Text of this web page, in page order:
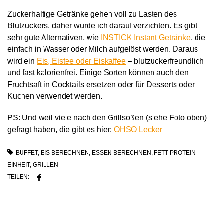
Zuckerhaltige Getränke gehen voll zu Lasten des
Blutzuckers, daher würde ich darauf verzichten. Es gibt
sehr gute Alternativen, wie INSTICK Instant Getränke, die
einfach in Wasser oder Milch aufgelöst werden. Daraus
wird ein Eis, Eistee oder Eiskaffee – blutzuckerfreundlich
und fast kalorienfrei. Einige Sorten können auch den
Fruchtsaft in Cocktails ersetzen oder für Desserts oder
Kuchen verwendet werden.
PS: Und weil viele nach den Grillsoßen (siehe Foto oben)
gefragt haben, die gibt es hier: OHSO Lecker
BUFFET, EIS BERECHNEN, ESSEN BERECHNEN, FETT-PROTEIN-
EINHEIT, GRILLEN
TEILEN: